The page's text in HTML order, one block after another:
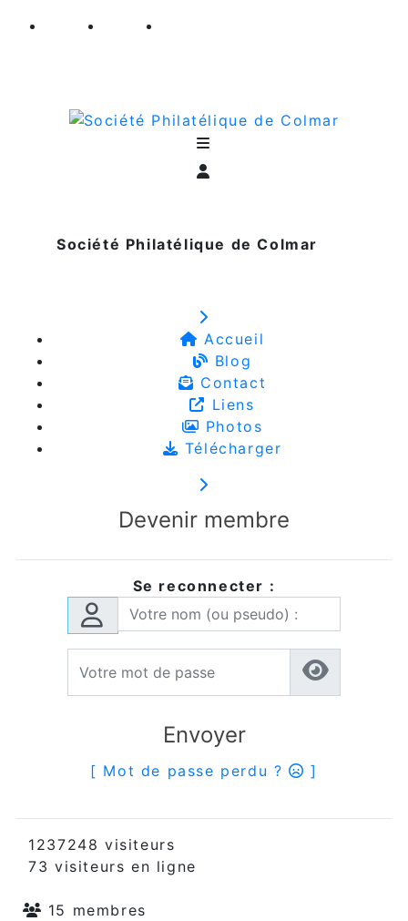
Société Philatélique de Colmar
Accueil
Blog
Contact
Liens
Photos
Télécharger
Devenir membre
Se reconnecter :
Envoyer
[ Mot de passe perdu ? ]
1237248 visiteurs
73 visiteurs en ligne
15 membres